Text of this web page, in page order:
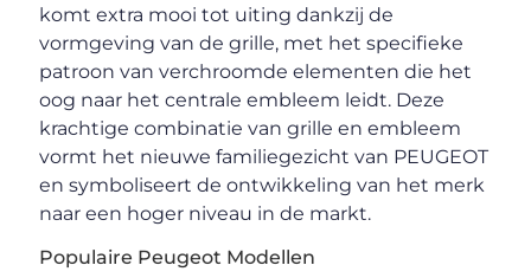
komt extra mooi tot uiting dankzij de
vormgeving van de grille, met het specifieke
patroon van verchroomde elementen die het
oog naar het centrale embleem leidt. Deze
krachtige combinatie van grille en embleem
vormt het nieuwe familiegezicht van PEUGEOT
en symboliseert de ontwikkeling van het merk
naar een hoger niveau in de markt.
Populaire Peugeot Modellen